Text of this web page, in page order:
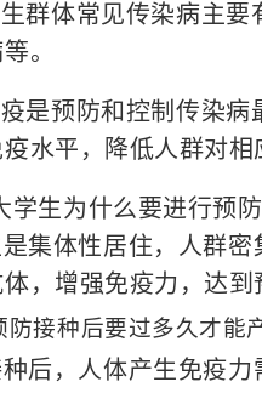
群体常见传染病主
。
是预防和控制传染
水平，降低人群对相
学生为什么要进行预防
集体性居住，人群
，增强免疫力，达
防接种后要过多久才能
后，人体产生免疫